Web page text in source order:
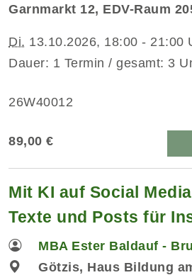
Garnmarkt 12, EDV-Raum
Di. 13.10.2026, 18:00 - 21:00
Dauer: 1 Termin / gesamt: 3
26W40012
89,00 €
Mit KI auf Social
Texte und Posts für
MBA Ester Baldauf -
Götzis, Haus Bildung